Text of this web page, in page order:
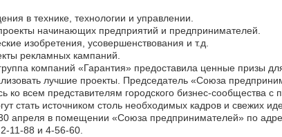
в технике, технологии и управлении.
начинающих предприятий и предпринимателей.
изобретения, усовершенствования и т.д.
рекламных кампаний.
компаний «Гарантия» предоставила ценные призы
лучшие проекты. Председатель «Союза
ко всем представителям городского бизнес-сообщества с
стать источником столь необходимых кадров и свежих
апреля в помещении «Союза предпринимателей» по
11-88 и 4-56-60.